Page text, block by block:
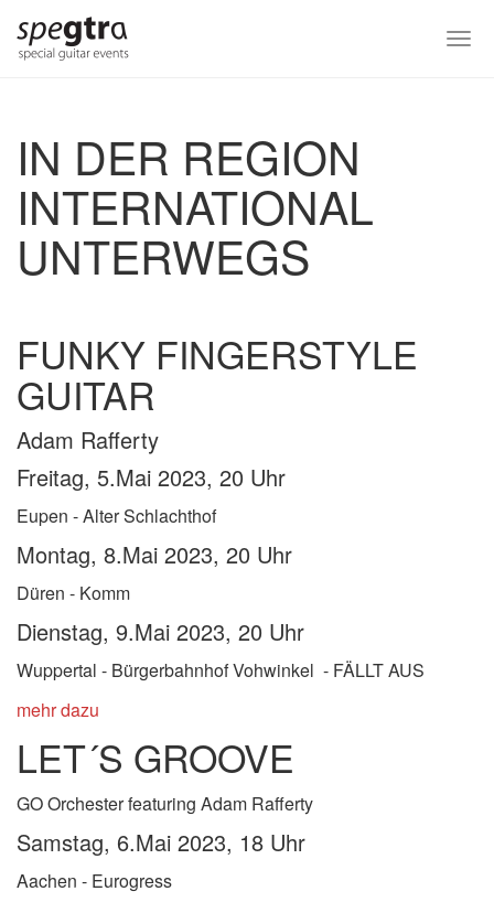
main
IN DER REGION
INTERNATIONAL
UNTERWEGS
FUNKY FINGERSTYLE
GUITAR
Adam Rafferty
Freitag, 5.Mai 2023, 20 Uhr
Eupen - Alter Schlachthof
Montag, 8.Mai 2023, 20 Uhr
Düren - Komm
Dienstag, 9.Mai 2023, 20 Uhr
Wuppertal - Bürgerbahnhof Vohwinkel - FÄLLT AUS
mehr dazu
LET´S GROOVE
GO Orchester featuring Adam Rafferty
Samstag, 6.Mai 2023, 18 Uhr
Aachen - Eurogress